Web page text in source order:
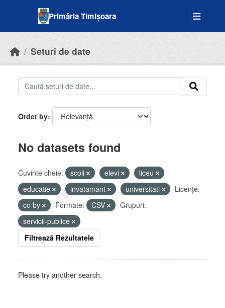
Primăria Timișoara
Seturi de date
Order by
No datasets found
Cuvinte cheie: scoli elevi
liceu
educatie
invatamant universitati
Licenţe:
cc-by
Formate: CSV
Grupuri:
servicii-publice
Filtrează Rezultatele
Please try another search.